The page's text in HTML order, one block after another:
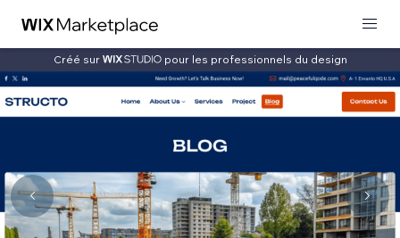
Créé sur pour les professionnels du design